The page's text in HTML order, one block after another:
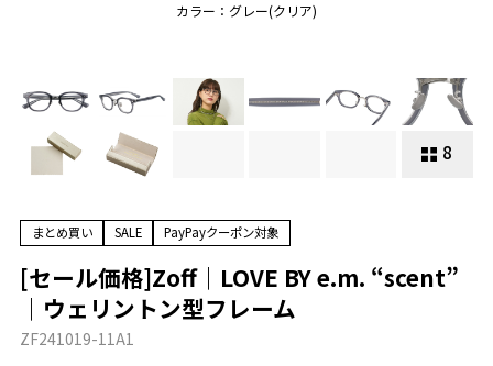
カラー：グレー(クリア)
8
まとめ買い SALE PayPayクーポン対象
[セール価格]Zoff｜LOVE BY e.m. “scent”
｜ウェリントン型フレーム
ZF241019-11A1